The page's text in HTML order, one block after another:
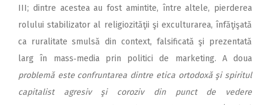
III; dintre acestea au fost amintite, între altele, pierderea
rolului stabilizator al religiozităţii şi exculturarea, în­făţişată
ca ruralitate smulsă din context, falsificată şi prezentată
larg în mass‑media prin politici de marketing. A doua
problemă este confruntarea dintre etica ortodoxă şi spiritul
capitalist agresiv şi coroziv din punct de vedere